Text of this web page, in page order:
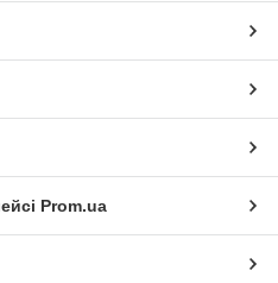
Prom.ua